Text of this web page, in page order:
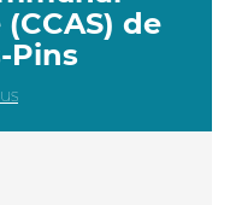
de
Pins